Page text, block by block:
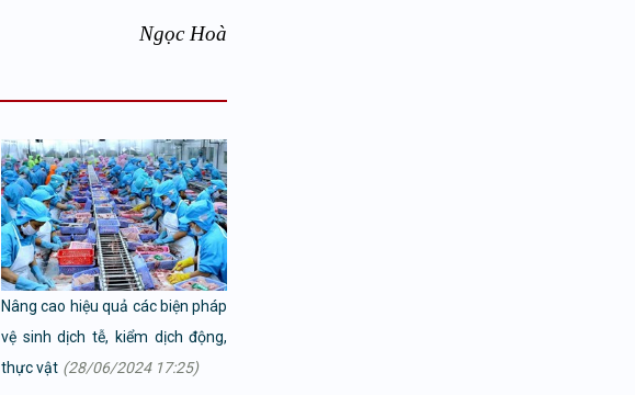
Ngọc Hoà
Nâng cao hiệu quả các biện pháp
vệ sinh dịch tễ, kiểm dịch động,
thực vật (28/06/2024 17:25)